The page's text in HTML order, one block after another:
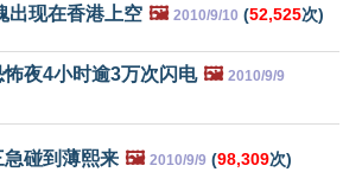
出现在香港上空 🖼️ 2010/9/10 (52,525次)
夜4小时逾3万次闪电 🖼️ 2010/9/9
碰到薄熙来 🖼️ 2010/9/9 (98,309次)